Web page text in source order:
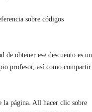
sobre códigos
obtener ese descuento es un
profesor, así como compartir
la página. All hacer clic sobre